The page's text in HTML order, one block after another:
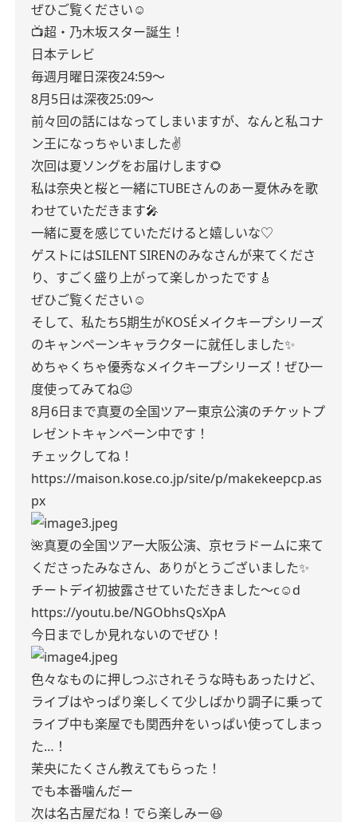
ぜひご覧ください☺︎
📺超・乃木坂スター誕生！
日本テレビ
毎週月曜日深夜24:59〜
8月5日は深夜25:09〜
前々回の話にはなってしまいますが、なんと私コナ
ン王になっちゃいました✌️
次回は夏ソングをお届けします🌻
私は奈央と桜と一緒にTUBEさんのあー夏休みを歌
わせていただきます🎤
一緒に夏を感じていただけると嬉しいな♡
ゲストにはSILENT SIRENのみなさんが来てくださ
り、すごく盛り上がって楽しかったです🎸
ぜひご覧ください☺︎
そして、私たち5期生がKOSÉメイクキープシリーズ
のキャンペーンキャラクターに就任しました✨
めちゃくちゃ優秀なメイクキープシリーズ！ぜひ一
度使ってみてね😉
8月6日まで真夏の全国ツアー東京公演のチケットプ
レゼントキャンペーン中です！
チェックしてね！
https://maison.kose.co.jp/site/p/makekeepcp.as
px
🌺真夏の全国ツアー大阪公演、京セラドームに来て
くださったみなさん、ありがとうございました✨
チートデイ初披露させていただきました〜c☺︎d
https://youtu.be/NGObhsQsXpA
今日までしか見れないのでぜひ！
色々なものに押しつぶされそうな時もあったけど、
ライブはやっぱり楽しくて少しばかり調子に乗って
ライブ中も楽屋でも関西弁をいっぱい使ってしまっ
た…！
茉央にたくさん教えてもらった！
でも本番噛んだー
次は名古屋だね！でら楽しみー😆